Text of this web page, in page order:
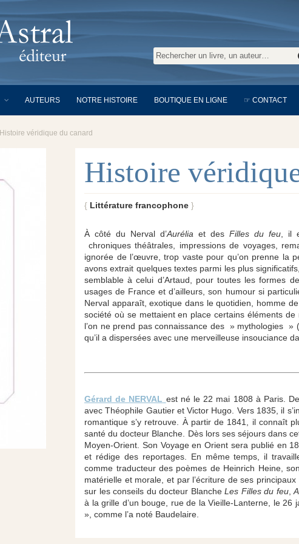
AUTEURS NOTRE HISTOIRE BOUTIQUE EN LIGNE ☞ CONTACT
Histoire véridique du canard
Histoire
Littérature francophone
À côté du Nerval d’Aurélia et des Filles du feu, il
chroniques théâtrales, impressions de voyages,
ignorée de l’œuvre, trop vaste pour qu’on prenne la
avons extrait quelques textes parmi les plus
semblable à celui d’Artaud, pour toutes les formes
usages de France et d’ailleurs, son humour si
Nerval apparaît, exotique dans le quotidien, homme
société où se mettaient en place certains éléments
l’on ne prend pas connaissance des » mythologies »
qu’il a dispersées avec une merveilleuse insouciance
Gérard de NERVAL est né le 22 mai 1808 à Paris.
avec Théophile Gautier et Victor Hugo. Vers 1835, il
romantique s’y retrouve. À partir de 1841, il connaît
santé du docteur Blanche. Dès lors ses séjours dans
Moyen-Orient. Son Voyage en Orient sera publié en
et rédige des reportages. En même temps, il
comme traducteur des poèmes de Heinrich Heine,
matérielle et morale, et par l’écriture de ses
sur les conseils du docteur BlancheLes Filles du feu,
à la grille d’un bouge, rue de la Vieille-Lanterne, le
», comme l’a noté Baudelaire.